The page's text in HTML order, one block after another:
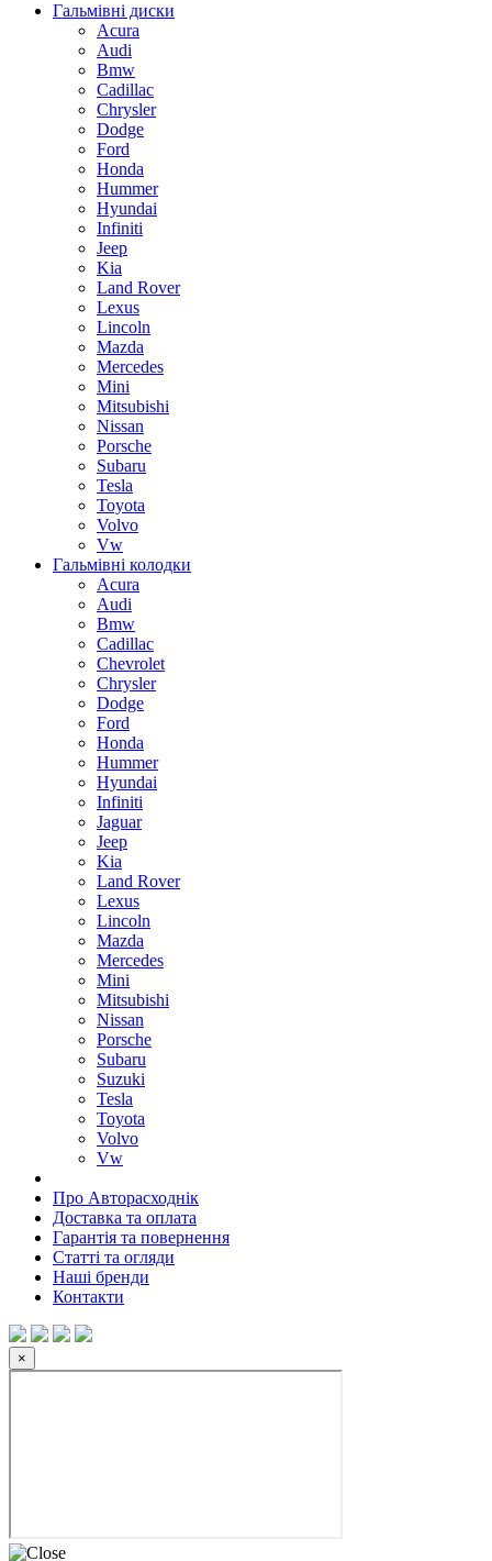
Гальмівні диски
Acura
Audi
Bmw
Cadillac
Chrysler
Dodge
Ford
Honda
Hummer
Hyundai
Infiniti
Jeep
Kia
Land Rover
Lexus
Lincoln
Mazda
Mercedes
Mini
Mitsubishi
Nissan
Porsche
Subaru
Tesla
Toyota
Volvo
Vw
Гальмівні колодки
Acura
Audi
Bmw
Cadillac
Chevrolet
Chrysler
Dodge
Ford
Honda
Hummer
Hyundai
Infiniti
Jaguar
Jeep
Kia
Land Rover
Lexus
Lincoln
Mazda
Mercedes
Mini
Mitsubishi
Nissan
Porsche
Subaru
Suzuki
Tesla
Toyota
Volvo
Vw
Про Авторасходнік
Доставка та оплата
Гарантія та повернення
Статті та огляди
Наші бренди
Контакти
×